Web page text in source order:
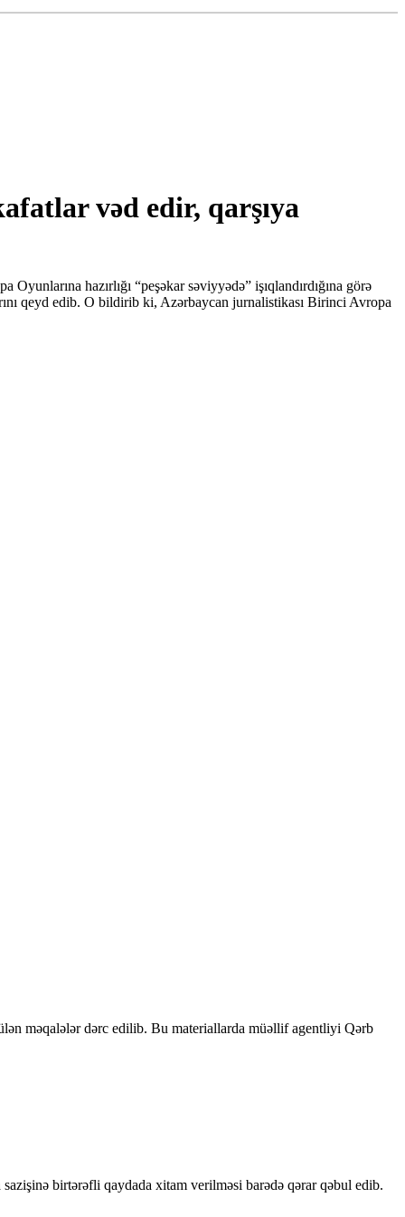
vəd edir, qarşıya
hazırlığı “peşəkar səviyyədə” işıqlandırdığına görə
qeyd edib. O bildirib ki, Azərbaycan jurnalistikası Birinci Avropa
məqalələr dərc edilib. Bu materiallarda müəllif agentliyi Qərb
birtərəfli qaydada xitam verilməsi barədə qərar qəbul edib.